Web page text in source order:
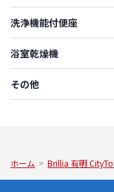
洗浄機能付便座
浴室乾燥機
その他
ホーム > Brillia 有明